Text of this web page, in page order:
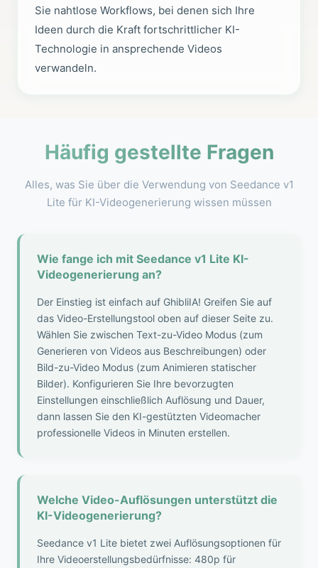
Sie nahtlose Workflows, bei denen sich Ihre
Ideen durch die Kraft fortschrittlicher KI-
Technologie in ansprechende Videos
verwandeln.
Häufig gestellte Fragen
Alles, was Sie über die Verwendung von Seedance v1
Lite für KI-Videogenerierung wissen müssen
Wie fange ich mit Seedance v1 Lite KI-
Videogenerierung an?
Der Einstieg ist einfach auf GhibliIA! Greifen Sie auf
das Video-Erstellungstool oben auf dieser Seite zu.
Wählen Sie zwischen Text-zu-Video Modus (zum
Generieren von Videos aus Beschreibungen) oder
Bild-zu-Video Modus (zum Animieren statischer
Bilder). Konfigurieren Sie Ihre bevorzugten
Einstellungen einschließlich Auflösung und Dauer,
dann lassen Sie den KI-gestützten Videomacher
professionelle Videos in Minuten erstellen.
Welche Video-Auflösungen unterstützt die
KI-Videogenerierung?
Seedance v1 Lite bietet zwei Auflösungsoptionen für
Ihre Videoerstellungsbedürfnisse: 480p für